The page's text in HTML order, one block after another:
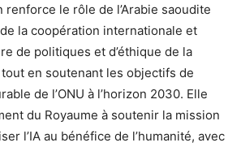
le rôle de l’Arabie saoudite
la coopération internationale et
de politiques et d’éthique de la
tout en soutenant les objectifs de
de l’ONU à l’horizon 2030. Elle
du Royaume à soutenir la mission
l’IA au bénéfice de l’humanité, avec